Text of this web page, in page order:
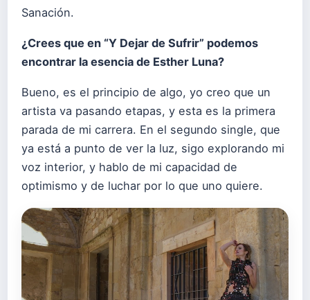
Sanación.
¿Crees que en “Y Dejar de Sufrir” podemos
encontrar la esencia de Esther Luna?
Bueno, es el principio de algo, yo creo que un
artista va pasando etapas, y esta es la primera
parada de mi carrera. En el segundo single, que
ya está a punto de ver la luz, sigo explorando mi
voz interior, y hablo de mi capacidad de
optimismo y de luchar por lo que uno quiere.